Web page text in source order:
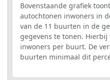
Bovenstaande grafiek
autochtonen inwoners in
van de 11 buurten in de
gegevens te tonen.
inwoners per buurt. De
buurten minimaal dit